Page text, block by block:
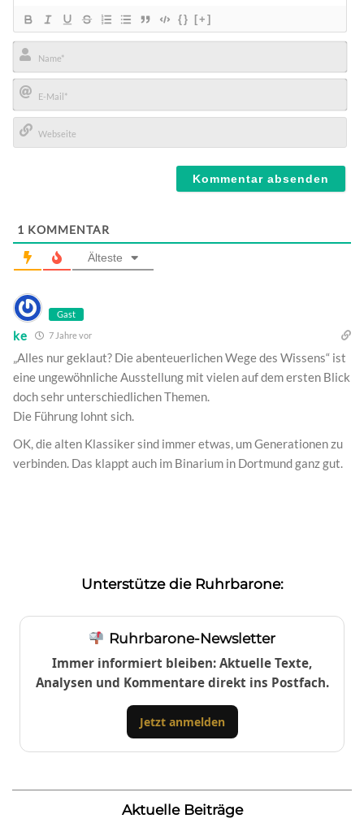
{} [+]
Name*
E-
Mail*
1 KOMMENTAR
Älteste
Gast
ke 7 Jahre vor
„Alles nur geklaut? Die abenteuerlichen Wege des Wissens“ ist
eine ungewöhnliche Ausstellung mit vielen auf dem ersten Blick
doch sehr unterschiedlichen Themen.
Die Führung lohnt sich.
OK, die alten Klassiker sind immer etwas, um Generationen zu
verbinden. Das klappt auch im Binarium in Dortmund ganz gut.
Unterstütze die Ruhrbarone:
Ruhrbarone-Newsletter
Immer informiert bleiben: Aktuelle Texte,
Analysen und Kommentare direkt ins Postfach.
Jetzt anmelden
Aktuelle Beiträge